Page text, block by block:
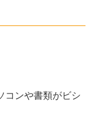
コンや書類がビシ